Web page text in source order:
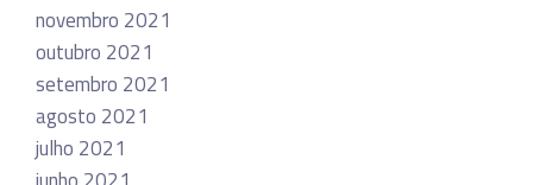
novembro 2021
outubro 2021
setembro 2021
agosto 2021
julho 2021